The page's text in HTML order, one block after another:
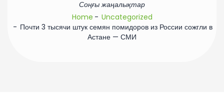
Соңғы жаңалықтар
Home
Uncategorized
Почти 3 тысячи штук семян помидоров из России сожгли в
Астане — СМИ